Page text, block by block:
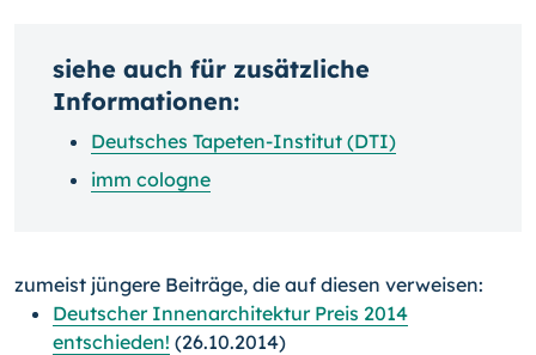
siehe auch für zusätzliche
Informationen:
Deutsches Tapeten-Institut (DTI)
imm cologne
zumeist jüngere Beiträge, die auf diesen verweisen:
Deutscher Innenarchitektur Preis 2014
entschieden! (26.10.2014)